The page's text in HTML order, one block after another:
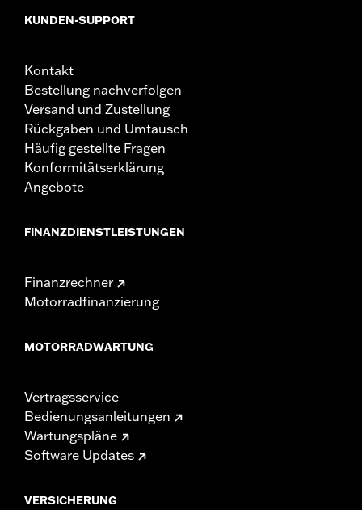
KUNDEN-SUPPORT
Kontakt
Bestellung nachverfolgen
Versand und Zustellung
Rückgaben und Umtausch
Häufig gestellte Fragen
Konformitätserklärung
Angebote
FINANZDIENSTLEISTUNGEN
Finanzrechner
Motorradfinanzierung
MOTORRADWARTUNG
Vertragsservice
Bedienungsanleitungen
Wartungspläne
Software Updates
VERSICHERUNG